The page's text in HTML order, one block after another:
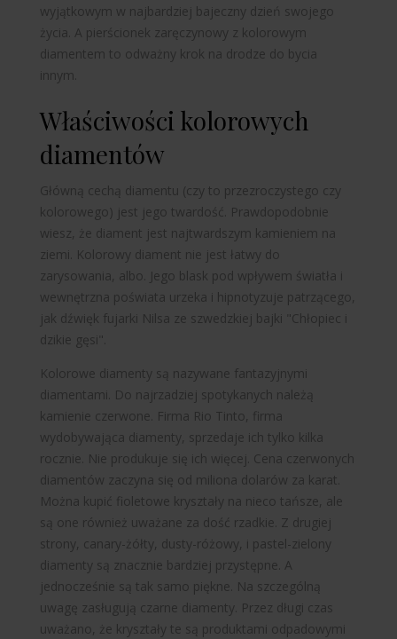
wyjątkowym w najbardziej bajeczny dzień swojego
życia. A pierścionek zaręczynowy z kolorowym
diamentem to odważny krok na drodze do bycia
innym.
Właściwości kolorowych
diamentów
Główną cechą diamentu (czy to przezroczystego czy
kolorowego) jest jego twardość. Prawdopodobnie
wiesz, że diament jest najtwardszym kamieniem na
ziemi. Kolorowy diament nie jest łatwy do
zarysowania, albo. Jego blask pod wpływem światła i
wewnętrzna poświata urzeka i hipnotyzuje patrzącego,
jak dźwięk fujarki Nilsa ze szwedzkiej bajki "Chłopiec i
dzikie gęsi".
Kolorowe diamenty są nazywane fantazyjnymi
diamentami. Do najrzadziej spotykanych należą
kamienie czerwone. Firma Rio Tinto, firma
wydobywająca diamenty, sprzedaje ich tylko kilka
rocznie. Nie produkuje się ich więcej. Cena czerwonych
diamentów zaczyna się od miliona dolarów za karat.
Można kupić fioletowe kryształy na nieco tańsze, ale
są one również uważane za dość rzadkie. Z drugiej
strony, canary-żółty, dusty-różowy, i pastel-zielony
diamenty są znacznie bardziej przystępne. A
jednocześnie są tak samo piękne. Na szczególną
uwagę zasługują czarne diamenty. Przez długi czas
uważano, że kryształy te są produktami odpadowymi